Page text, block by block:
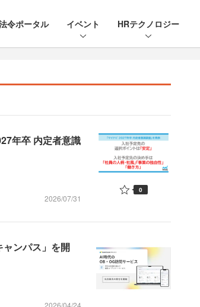
令ポータル イベント HRテクノロジー
年卒 内定者意識
2026/07/31
0
ンパス」を開
2026/04/24